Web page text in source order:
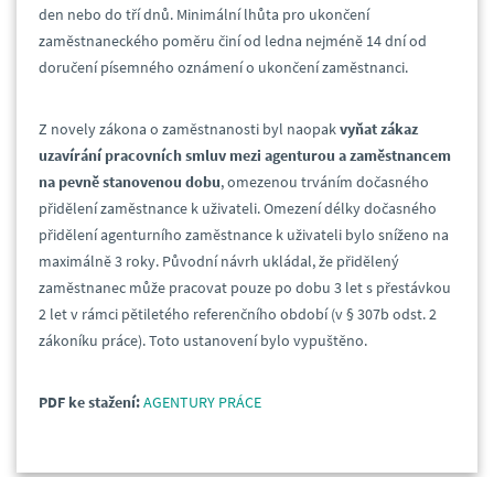
den nebo do tří dnů. Minimální lhůta pro ukončení
zaměstnaneckého poměru činí od ledna nejméně 14 dní od
doručení písemného oznámení o ukončení zaměstnanci.
Z novely zákona o zaměstnanosti byl naopakvyňat zákaz
uzavírání pracovních smluv mezi agenturou a zaměstnancem
na pevně stanovenou dobu, omezenou trváním dočasného
přidělení zaměstnance k uživateli. Omezení délky dočasného
přidělení agenturního zaměstnance k uživateli bylo sníženo na
maximálně 3 roky. Původní návrh ukládal, že přidělený
zaměstnanec může pracovat pouze po dobu 3 let s přestávkou
2 let v rámci pětiletého referenčního období (v § 307b odst. 2
zákoníku práce). Toto ustanovení bylo vypuštěno.
PDF ke stažení:AGENTURY PRÁCE